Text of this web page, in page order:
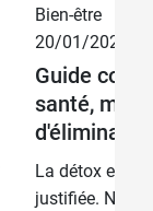
Bien-être
20/01/2026
Guide
santé,
La détox est
justifiée. Notre